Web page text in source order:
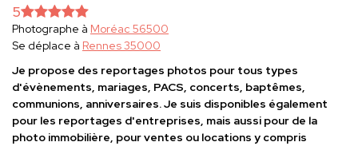
5
Photographe à Moréac 56500
Se déplace à Rennes 35000
Je propose des reportages photos pour tous types
d'évènements, mariages, PACS, concerts, baptêmes,
communions, anniversaires. Je suis disponibles également
pour les reportages d'entreprises, mais aussi pour de la
photo immobilière, pour ventes ou locations y compris